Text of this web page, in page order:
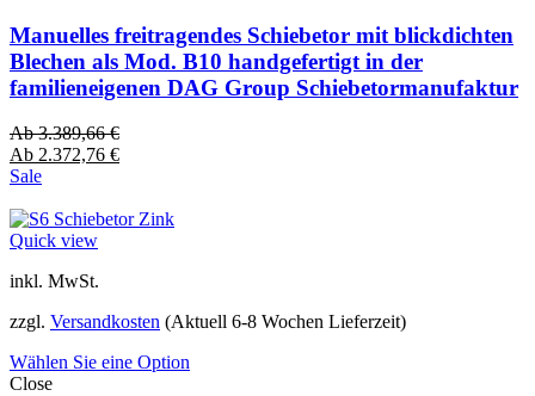
Manuelles freitragendes Schiebetor mit blickdichten
Blechen als Mod. B10 handgefertigt in der
familieneigenen DAG Group Schiebetormanufaktur
Ab3.389,66€
Ab 2.372,76 €
Sale
Quick view
inkl. MwSt.
zzgl. Versandkosten (Aktuell 6-8 Wochen Lieferzeit)
Wählen Sie eine Option
Close